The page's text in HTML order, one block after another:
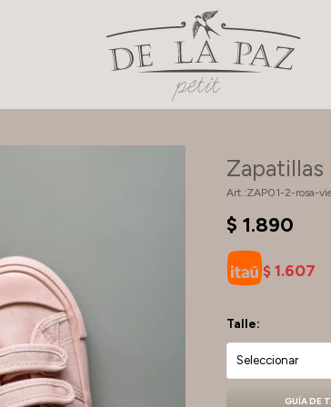
Zapatillas
ZAP01-2-rosa-
$ 1.890
$ 1.607
Talle:
GUÍA DE